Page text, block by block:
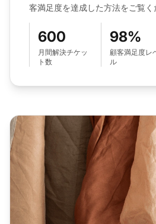
客満足度を達成した方法をご覧く
600
月間解決チケッ
ト数
98%
顧客満足度レ
ル